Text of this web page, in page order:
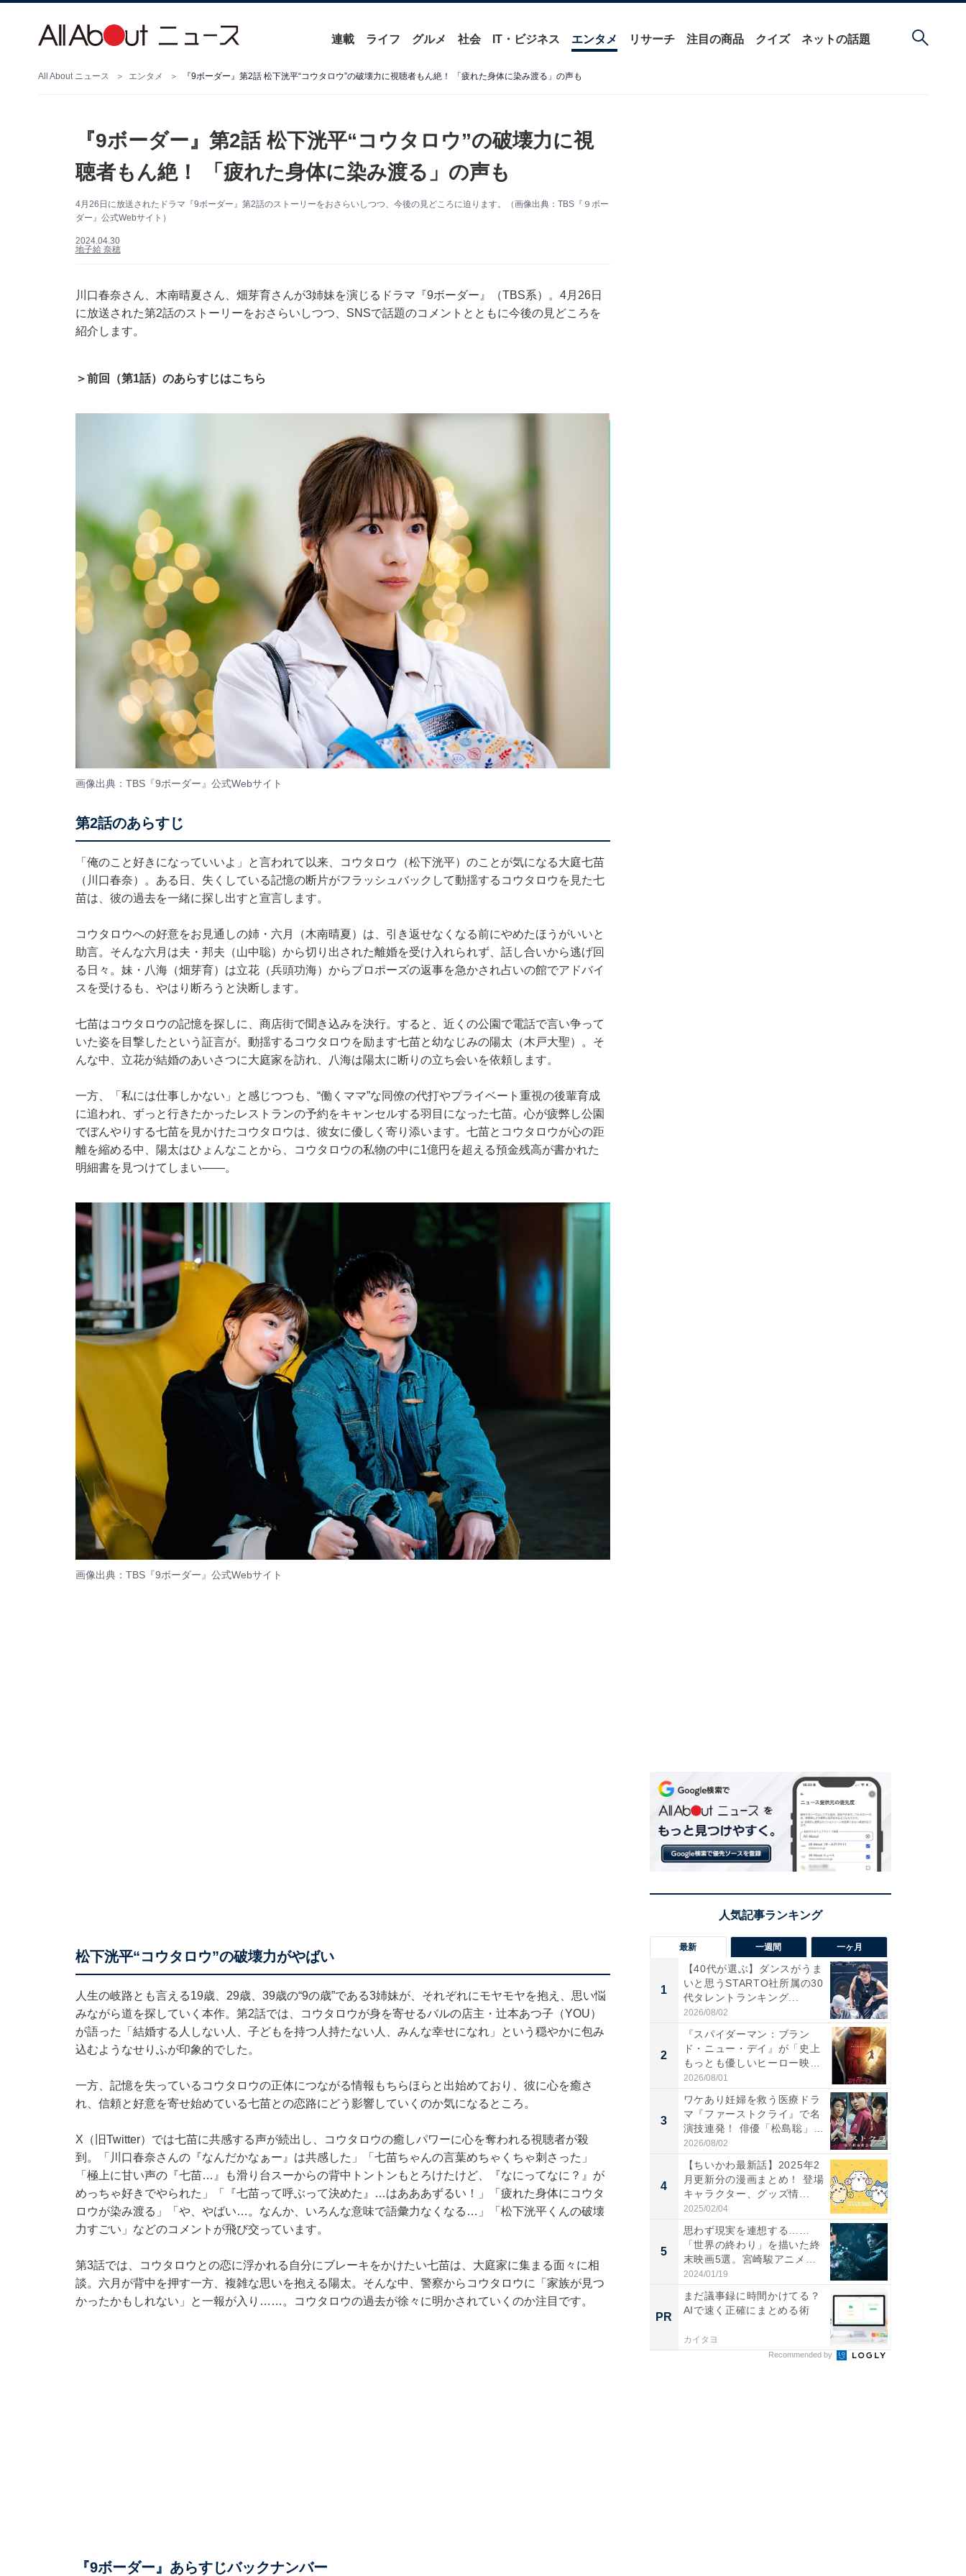
連載 ライフ グルメ 社会 IT・ビジネス エンタメ リサーチ 注目の商品 クイズ ネットの話題
All About ニュース エンタメ 『9ボーダー』第2話 松下洸平“コウタロウ”の破壊力に視聴者もん絶！ 「疲れた身体に染み渡る」の声も
『9ボーダー』第2話 松下洸平“コウタロウ”の破壊力に視
聴者もん絶！ 「疲れた身体に染み渡る」の声も
4月26日に放送されたドラマ『9ボーダー』第2話のストーリーをおさらいしつつ、今後の見どころに迫ります。（画像出典：TBS『９ボー
ダー』公式Webサイト）
2024.04.30
地子給 奈穂
川口春奈さん、木南晴夏さん、畑芽育さんが3姉妹を演じるドラマ『9ボーダー』（TBS系）。4月26日
に放送された第2話のストーリーをおさらいしつつ、SNSで話題のコメントとともに今後の見どころを
紹介します。
＞前回（第1話）のあらすじはこちら
画像出典：TBS『9ボーダー』 公式Webサイト
第2話のあらすじ
「俺のこと好きになっていいよ」と言われて以来、コウタロウ（松下洸平）のことが気になる大庭七苗
（川口春奈）。ある日、失くしている記憶の断片がフラッシュバックして動揺するコウタロウを見た七
苗は、彼の過去を一緒に探し出すと宣言します。
コウタロウへの好意をお見通しの姉・六月（木南晴夏）は、引き返せなくなる前にやめたほうがいいと
助言。そんな六月は夫・邦夫（山中聡）から切り出された離婚を受け入れられず、話し合いから逃げ回
る日々。妹・八海（畑芽育）は立花（兵頭功海）からプロポーズの返事を急かされ占いの館でアドバイ
スを受けるも、やはり断ろうと決断します。
七苗はコウタロウの記憶を探しに、商店街で聞き込みを決行。すると、近くの公園で電話で言い争って
いた姿を目撃したという証言が。動揺するコウタロウを励ます七苗と幼なじみの陽太（木戸大聖）。そ
んな中、立花が結婚のあいさつに大庭家を訪れ、八海は陽太に断りの立ち会いを依頼します。
一方、「私には仕事しかない」と感じつつも、“働くママ”な同僚の代打やプライベート重視の後輩育成
に追われ、ずっと行きたかったレストランの予約をキャンセルする羽目になった七苗。心が疲弊し公園
でぼんやりする七苗を見かけたコウタロウは、彼女に優しく寄り添います。七苗とコウタロウが心の距
離を縮める中、陽太はひょんなことから、コウタロウの私物の中に1億円を超える預金残高が書かれた
明細書を見つけてしまい――。
画像出典：TBS『9ボーダー』 公式Webサイト
松下洸平“コウタロウ”の破壊力がやばい
人生の岐路とも言える19歳、29歳、39歳の“9の歳”である3姉妹が、それぞれにモヤモヤを抱え、思い悩
みながら道を探していく本作。第2話では、コウタロウが身を寄せるバルの店主・辻本あつ子（YOU）
が語った「結婚する人しない人、子どもを持つ人持たない人、みんな幸せになれ」という穏やかに包み
込むようなせりふが印象的でした。
一方、記憶を失っているコウタロウの正体につながる情報もちらほらと出始めており、彼に心を癒さ
れ、信頼と好意を寄せ始めている七苗との恋路にどう影響していくのか気になるところ。
X（旧Twitter）では七苗に共感する声が続出し、コウタロウの癒しパワーに心を奪われる視聴者が殺
到。「川口春奈さんの『なんだかなぁー』は共感した」「七苗ちゃんの言葉めちゃくちゃ刺さった」
「極上に甘い声の『七苗…』も滑り台スーからの背中トントンもとろけたけど、『なにってなに？』が
めっちゃ好きでやられた」「『七苗って呼ぶって決めた』…はあああずるい！」「疲れた身体にコウタ
ロウが染み渡る」「や、やばい…。なんか、いろんな意味で語彙力なくなる…」「松下洸平くんの破壊
力すごい」などのコメントが飛び交っています。
第3話では、コウタロウとの恋に浮かれる自分にブレーキをかけたい七苗は、大庭家に集まる面々に相
談。六月が背中を押す一方、複雑な思いを抱える陽太。そんな中、警察からコウタロウに「家族が見つ
かったかもしれない」と一報が入り……。コウタロウの過去が徐々に明かされていくのか注目です。
『9ボーダー』あらすじバックナンバー
最新 一週間 一ヶ月
1
【40代が選ぶ】ダンスがうま
いと思うSTARTO社所属の30
代タレントランキング...
2026/08/02
2
『スパイダーマン：ブラン
ド・ニュー・デイ』が「史上
もっとも優しいヒーロー映
画」に...
2026/08/01
3
ワケあり妊婦を救う医療ドラ
マ『ファーストクライ』で名
演技連発！ 俳優「松島聡」
の...
2026/08/02
4
【ちいかわ最新話】2025年2
月更新分の漫画まとめ！ 登場
キャラクター、グッズ情...
2025/02/04
5
思わず現実を連想する……
「世界の終わり」を描いた終
末映画5選。宮崎駿アニメか
らの...
2024/01/19
PR
まだ議事録に時間かけてる？
AIで速く正確にまとめる術
カイタヨ
Recommended by